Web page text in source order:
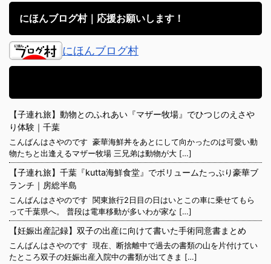
にほんブログ村｜応援お願いします！
にほんブログ村
【子連れ旅】動物とのふれあい『マザー牧場』でひつじのえさや
り体験｜千葉
こんばんはさやのです 豪華海鮮丼をあとにして向かったのは可愛い動
物たちと出逢えるマザー牧場 三兄弟は動物が大 […]
【子連れ旅】千葉『kutta海鮮食堂』でボリュームたっぷり豪華ブ
ランチ｜房総半島
こんばんはさやのです 関東旅行2日目の日はいとこの車に乗せてもら
って千葉県へ。 普段は電車移動が多いわが家な […]
【妊娠出産記録】双子の出産に向けて書いた手術同意書まとめ
こんばんはさやのです 現在、断捨離中で過去の書類の山を片付けてい
たところ双子の妊娠出産入院中の書類が出てきま […]